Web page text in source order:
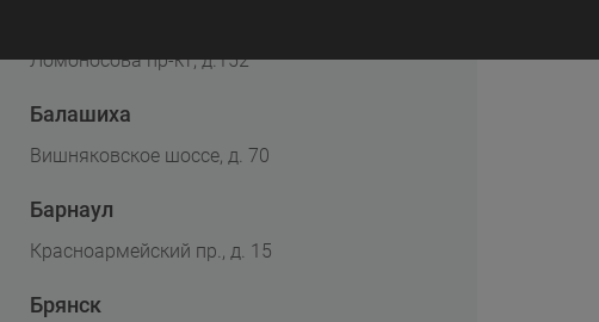
Ломоносова пр-кт, д.152
Балашиха
Вишняковское шоссе, д. 70
Барнаул
Красноармейский пр., д. 15
Брянск